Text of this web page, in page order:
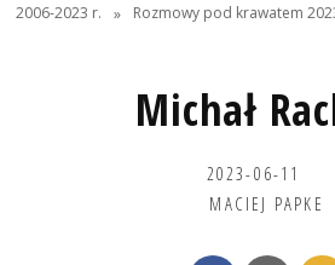
2006-2023 r.
» Rozmowy pod krawatem
Michał
2023-06-11
MACIEJ PAPKE